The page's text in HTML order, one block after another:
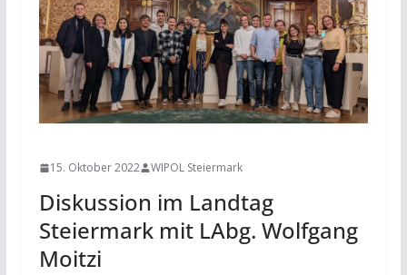
15. Oktober 2022 WIPOL Steiermark
Diskussion im Landtag
Steiermark mit LAbg. Wolfgang
Moitzi